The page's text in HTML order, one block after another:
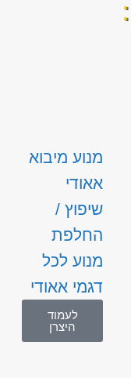
מנוע מיבוא
אאודי
שיפוץ /
החלפת
מנוע לכל
דגמי אאודי
לעמוד
היצרן